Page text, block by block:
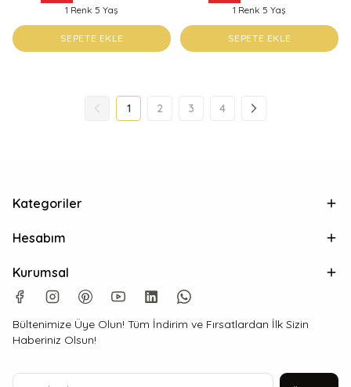
1 Renk 5 Yaş
SEPETE EKLE
1 Renk 5 Yaş
SEPETE EKLE
1 2 3 4
Kategoriler
Hesabım
Kurumsal
Bültenimize Üye Olun! Tüm İndirim ve Fırsatlardan İlk Sizin
Haberiniz Olsun!